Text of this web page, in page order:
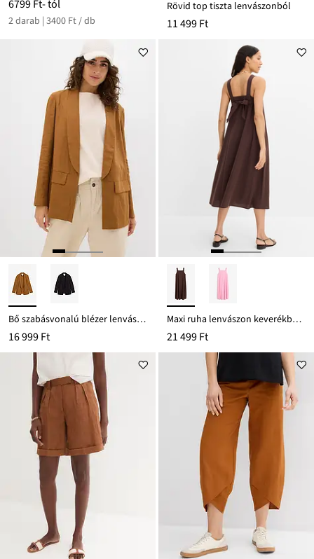
6799 Ft- tól
2 darab | 3400 Ft / db
Rövid top tiszta lenvászonból
11 499 Ft
Bő szabásvonalú blézer lenvászon-viszkóz keverékből
16 999 Ft
Maxi ruha lenvászon keverékből, megkötős részlettel a hátoldalán
21 499 Ft